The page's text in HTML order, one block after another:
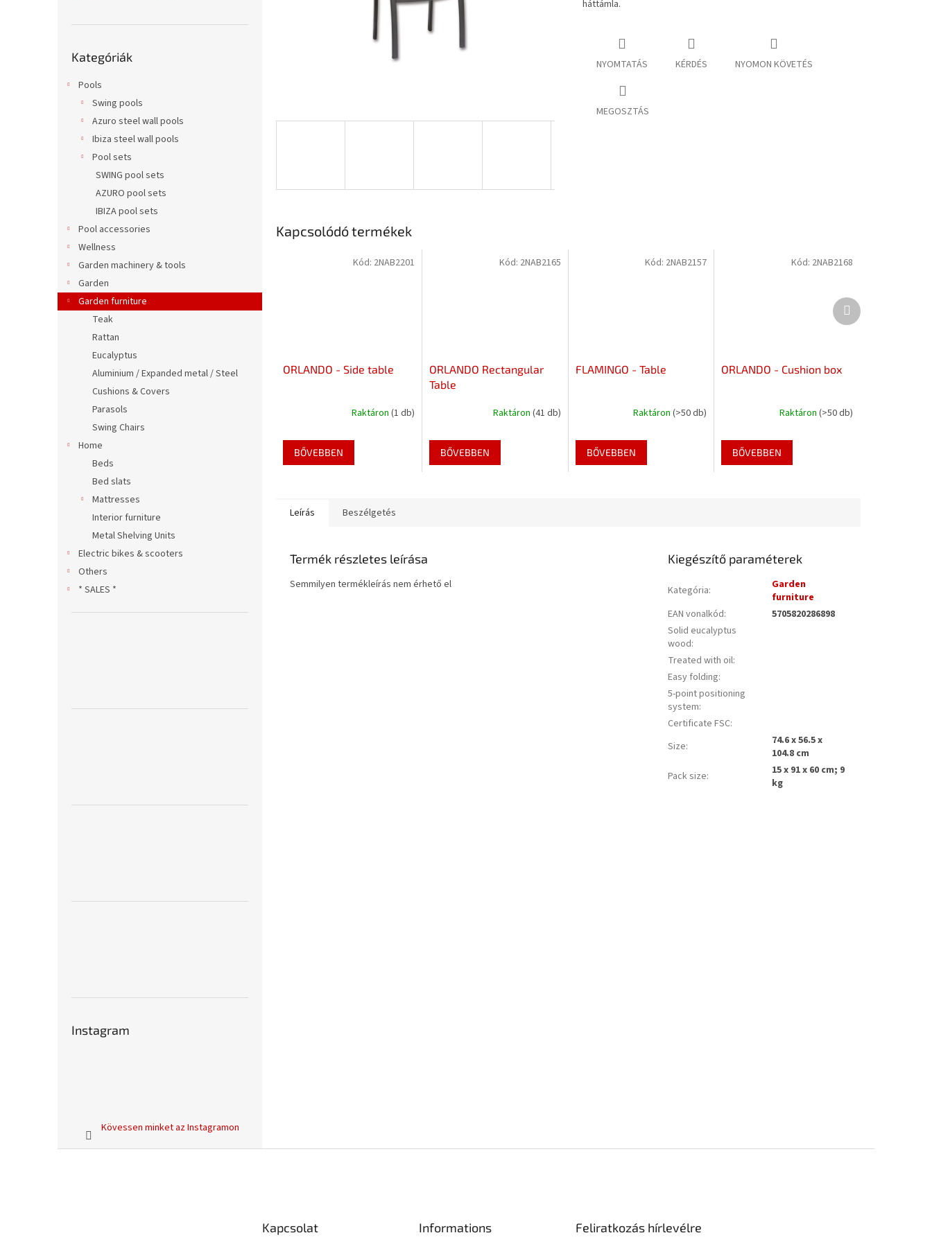
átugrása
Kategóriák
Pools
Swing pools
Azuro steel wall pools
Ibiza steel wall pools
Pool sets
SWING pool sets
AZURO pool sets
IBIZA pool sets
Pool accessories
Wellness
Garden machinery & tools
Garden
Garden furniture
Teak
Rattan
Eucalyptus
Aluminium / Expanded metal / Steel
Cushions & Covers
Parasols
Swing Chairs
Home
Beds
Bed slats
Mattresses
Interior furniture
Metal Shelving Units
Electric bikes & scooters
Others
* SALES *
Instagram
Kövessen minket az Instagramon
háttámla.
NYOMTATÁS KÉRDÉS NYOMON KÖVETÉS
MEGOSZTÁS
Kapcsolódó termékek
ORLANDO - Side table
Raktáron (1 db)
BŐVEBBEN
Kód: 2NAB2201
ORLANDO Rectangular
Table
Raktáron (41 db)
BŐVEBBEN
Kód: 2NAB2165
FLAMINGO - Table
Raktáron(>50 db)
BŐVEBBEN
Kód: 2NAB2157
ORLANDO - Cushion box
Raktáron (>50 db)
BŐVEBBEN
Kód: 2NAB2168
Következő
termék
Leírás Beszélgetés
Termék részletes leírása
Semmilyen termékleírás nem érhető el
Kiegészítő paraméterek
Kategória:
Garden
furniture
EAN vonalkód:
5705820286898
Solid eucalyptus
wood:
Treated with oil:
Easy folding:
5-point positioning
system:
Certificate FSC:
Size:
74.6 x 56.5 x
104.8 cm
Pack size:
15 x 91 x 60 cm; 9
kg
Kapcsolat Informations Feliratkozás hírlevélre